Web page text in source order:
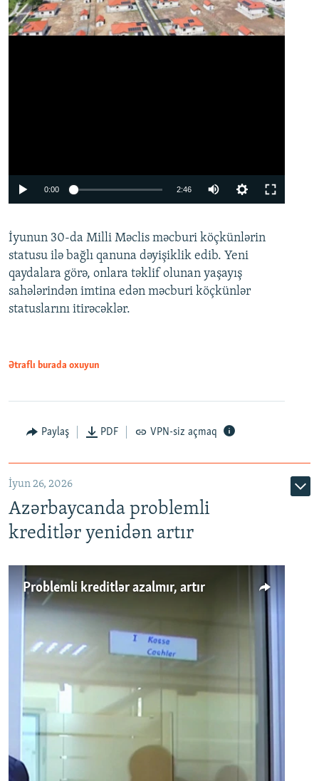
Auto 240p 360p 480p
720p 1080p
0:00 2:46
360p
480p
720p
İyunun 30-da Milli Məclis məcburi köçkünlərin
statusu ilə bağlı qanuna dəyişiklik edib. Yeni
qaydalara görə, onlara təklif olunan yaşayış
sahələrindən imtina edən məcburi köçkünlər
statuslarını itirəcəklər.
Ətraflı burada oxuyun
Paylaş PDF VPN-siz açmaq
İyun 26, 2026
Azərbaycanda problemli
kreditlər yenidən artır
Problemli kreditlər azalmır, artır